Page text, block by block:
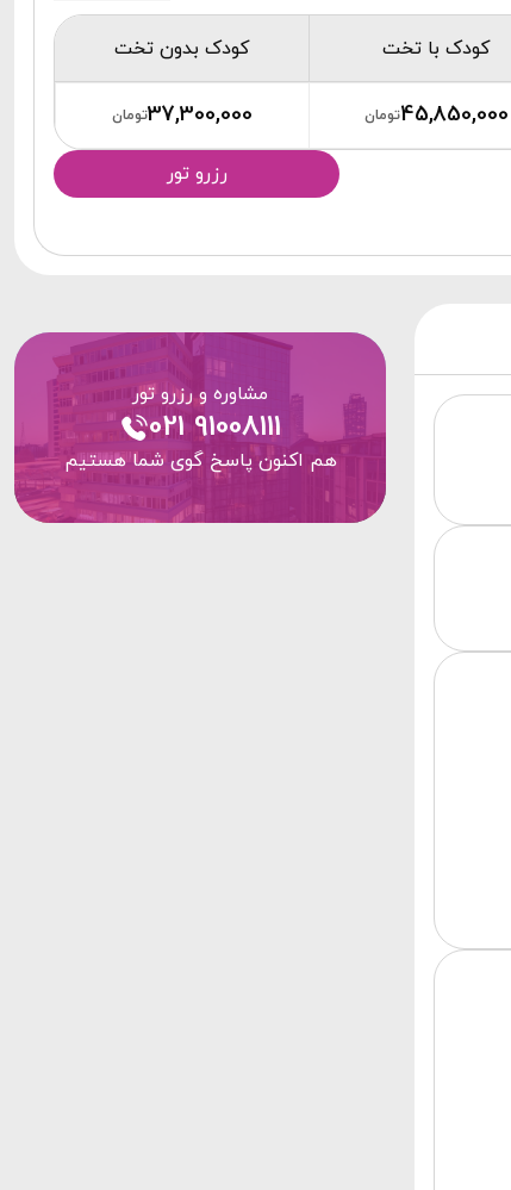
کودک با تخت کودک بدون تخت
45,850,000تومان 37,300,000تومان
رزرو تور
مشاوره و رزرو تور
021 91008111
هم اکنون پاسخ گوی شما هستیم